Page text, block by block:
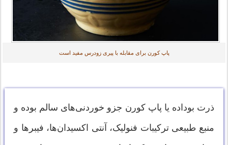
پاپ کورن برای مقابله با پیری زودرس مفید است
ذرت بوداده یا پاپ کورن جزو خوردنی‌های سالم بوده و
منبع طبیعی ترکیبات فنولیک، آنتی اکسیدان‌ها، فیبرها و